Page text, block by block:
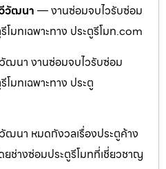
วัฒนา — งานซ่อมจบไวรับซ่อม
โมทเฉพาะทาง ประตูรีโมท.com
ฒนา งานซ่อมจบไวรับซ่อม
มทเฉพาะทาง ประตู
ฒนา หมดกังวลเรื่องประตูค้าง
ยช่างซ่อมประตูรีโมทที่เชี่ยวชาญ